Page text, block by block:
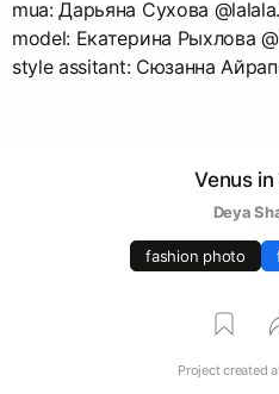
mua: Дарьяна Сухова
model: Екатерина Рыхлова
style assitant: Сюзанна
Venus in
Deya
fashion photo
Project created